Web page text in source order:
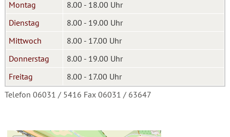
Montag
8.00 - 18.00 Uhr
Dienstag
8.00 - 19.00 Uhr
Mittwoch
8.00 - 17.00 Uhr
Donnerstag
8.00 - 19.00 Uhr
Freitag
8.00 - 17.00 Uhr
Telefon 06031 / 5416 Fax 06031 / 63647